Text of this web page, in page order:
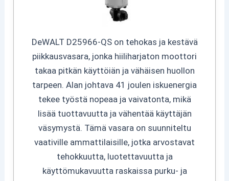
DeWALT D25966-QS on tehokas ja kestävä
piikkausvasara, jonka hiiliharjaton moottori
takaa pitkän käyttöiän ja vähäisen huollon
tarpeen. Alan johtava 41 joulen iskuenergia
tekee työstä nopeaa ja vaivatonta, mikä
lisää tuottavuutta ja vähentää käyttäjän
väsymystä. Tämä vasara on suunniteltu
vaativille ammattilaisille, jotka arvostavat
tehokkuutta, luotettavuutta ja
käyttömukavuutta raskaissa purku- ja